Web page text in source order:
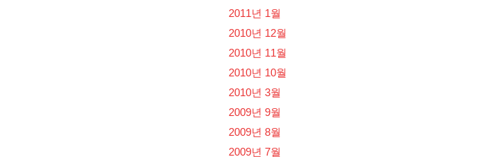
2011년 1월
2010년 12월
2010년 11월
2010년 10월
2010년 3월
2009년 9월
2009년 8월
2009년 7월